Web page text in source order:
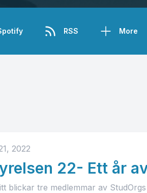
RSS More
2022
22- Ett år
blickar tre medlemmar av